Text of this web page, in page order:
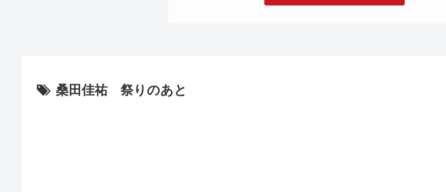
桑田佳祐 祭りのあと